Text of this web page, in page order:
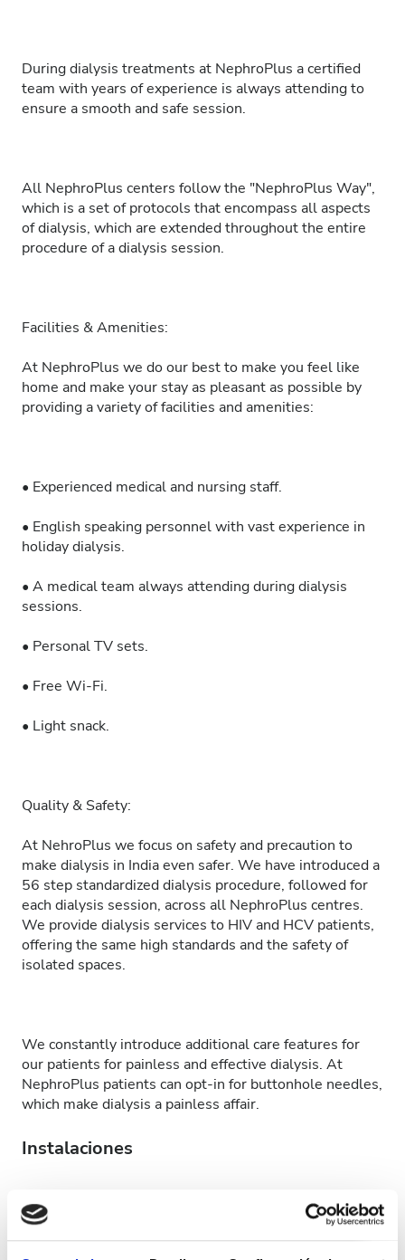
During dialysis treatments at NephroPlus a certified
team with years of experience is always attending to
ensure a smooth and safe session.
All NephroPlus centers follow the "NephroPlus Way",
which is a set of protocols that encompass all aspects
of dialysis, which are extended throughout the entire
procedure of a dialysis session.
Facilities & Amenities:
At NephroPlus we do our best to make you feel like
home and make your stay as pleasant as possible by
providing a variety of facilities and amenities:
• Experienced medical and nursing staff.
• English speaking personnel with vast experience in
holiday dialysis.
• A medical team always attending during dialysis
sessions.
• Personal TV sets.
• Free Wi-Fi.
• Light snack.
Quality & Safety:
At NehroPlus we focus on safety and precaution to
make dialysis in India even safer. We have introduced a
56 step standardized dialysis procedure, followed for
each dialysis session, across all NephroPlus centres.
We provide dialysis services to HIV and HCV patients,
offering the same high standards and the safety of
isolated spaces.
We constantly introduce additional care features for
our patients for painless and effective dialysis. At
NephroPlus patients can opt-in for buttonhole needles,
which make dialysis a painless affair.
Instalaciones